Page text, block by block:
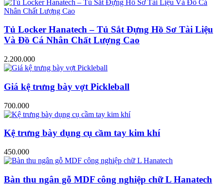
Tủ Locker Hanatech – Tủ Sắt Đựng Hồ Sơ Tài Liệu
Và Đồ Cá Nhân Chất Lượng Cao
2.200.000
Giá kệ trưng bày vợt Pickleball
700.000
Kệ trưng bày dụng cụ cầm tay kim khí
450.000
Bàn thu ngân gỗ MDF công nghiệp chữ L Hanatech